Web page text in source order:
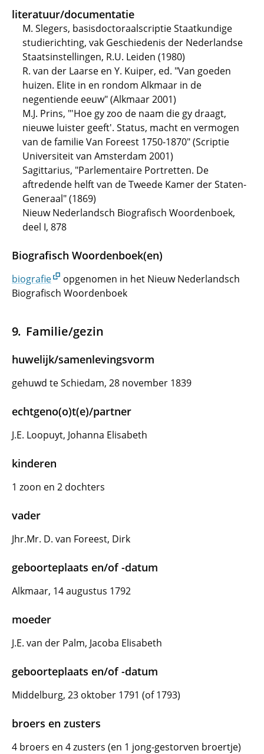
literatuur/documentatie
M. Slegers, basisdoctoraalscriptie Staatkundige
studierichting, vak Geschiedenis der Nederlandse
Staatsinstellingen, R.U. Leiden (1980)
R. van der Laarse en Y. Kuiper, ed. "Van goeden
huizen. Elite in en rondom Alkmaar in de
negentiende eeuw" (Alkmaar 2001)
M.J. Prins, "'Hoe gy zoo de naam die gy draagt,
nieuwe luister geeft'. Status, macht en vermogen
van de familie Van Foreest 1750-1870" (Scriptie
Universiteit van Amsterdam 2001)
Sagittarius, "Parlementaire Portretten. De
aftredende helft van de Tweede Kamer der Staten-
Generaal" (1869)
Nieuw Nederlandsch Biografisch Woordenboek,
deel I, 878
Biografisch Woordenboek(en)
biografie
opgenomen in het Nieuw Nederlandsch
Biografisch Woordenboek
Familie/gezin
huwelijk/samenlevingsvorm
gehuwd te Schiedam, 28 november 1839
echtgeno(o)t(e)/partner
J.E. Loopuyt, Johanna Elisabeth
kinderen
1 zoon en 2 dochters
vader
Jhr.Mr. D. van Foreest, Dirk
geboorteplaats en/of -datum
Alkmaar, 14 augustus 1792
moeder
J.E. van der Palm, Jacoba Elisabeth
geboorteplaats en/of -datum
Middelburg, 23 oktober 1791 (of 1793)
broers en zusters
4 broers en 4 zusters (en 1 jong-gestorven broertje)